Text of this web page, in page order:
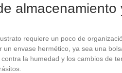
almacenamiento
requiere un poco de
un envase hermético, ya sea una
la humedad y los cambios de